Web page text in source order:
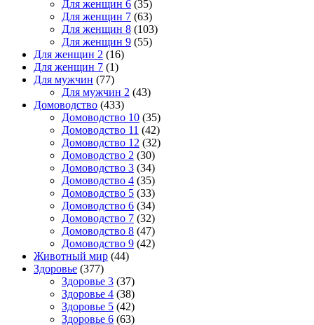
Для женщин 6 (35)
Для женщин 7 (63)
Для женщин 8 (103)
Для женщин 9 (55)
Для женщин 2 (16)
Для женщин 7 (1)
Для мужчин (77)
Для мужчин 2 (43)
Домоводство (433)
Домоводство 10 (35)
Домоводство 11 (42)
Домоводство 12 (32)
Домоводство 2 (30)
Домоводство 3 (34)
Домоводство 4 (35)
Домоводство 5 (33)
Домоводство 6 (34)
Домоводство 7 (32)
Домоводство 8 (47)
Домоводство 9 (42)
Животный мир (44)
Здоровье (377)
Здоровье 3 (37)
Здоровье 4 (38)
Здоровье 5 (42)
Здоровье 6 (63)